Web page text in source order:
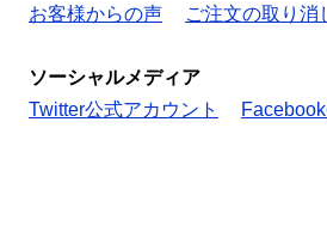
お客様からの声
ご注文の取り消
ソーシャルメディア
Twitter公式アカウント